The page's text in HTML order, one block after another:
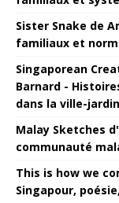
Sister Snake de
familiaux et
Singaporean
Barnard -
dans la ville-
Malay Sketches
communauté
This is how we
Singapour,